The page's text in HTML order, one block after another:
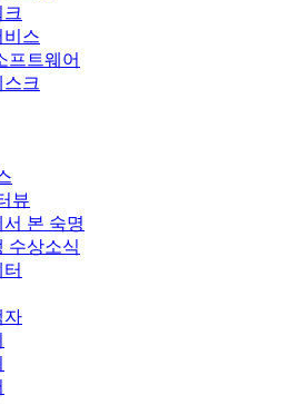
비스
프트웨어
스크
뷰
본 숙명
수상소식
자